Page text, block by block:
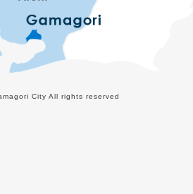
City All rights reserved